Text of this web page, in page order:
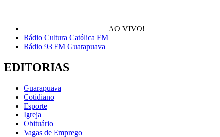
AO VIVO!
Rádio Cultura Católica FM
Rádio 93 FM Guarapuava
EDITORIAS
Guarapuava
Cotidiano
Esporte
Igreja
Obituário
Vagas de Emprego